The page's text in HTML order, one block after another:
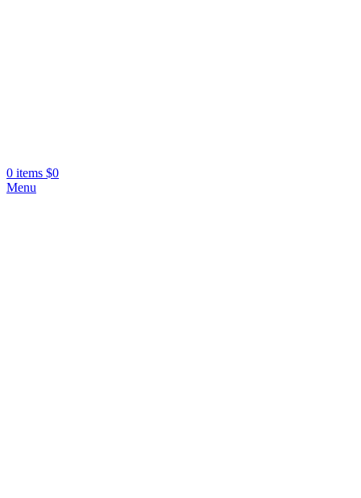
0 items $0
Menu